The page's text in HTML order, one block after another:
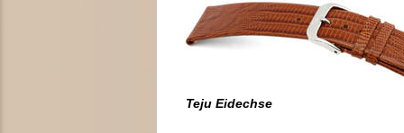
Teju Eidechse